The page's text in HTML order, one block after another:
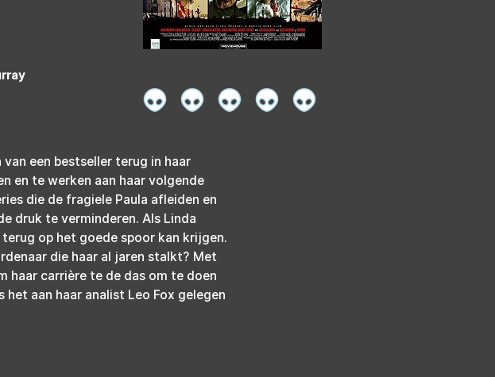
een bestseller terug in haar
en te werken aan haar volgende
die de fragiele Paula afleiden en
druk te verminderen. Als Linda
op het goede spoor kan krijgen.
die haar al jaren stalkt? Met
haar carrière te de das om te doen
aan haar analist Leo Fox gelegen